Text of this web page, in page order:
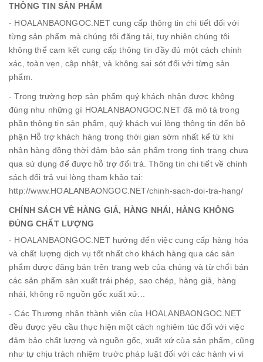
THÔNG TIN SẢN PHẨM
- HOALANBAONGOC.NET cung cấp thông tin chi tiết đối với
từng sản phẩm mà chúng tôi đăng tải, tuy nhiên chúng tôi
không thể cam kết cung cấp thông tin đầy đủ một cách chính
xác, toàn vẹn, cập nhật, và không sai sót đối với từng sản
phẩm.
- Trong trường hợp sản phẩm quý khách nhận được không
đúng như những gì HOALANBAONGOC.NET đã mô tả trong
phần thông tin sản phẩm, quý khách vui lòng thông tin đến bộ
phận Hỗ trợ khách hàng trong thời gian sớm nhất kể từ khi
nhận hàng đồng thời đảm bảo sản phẩm trong tình trạng chưa
qua sử dụng để được hỗ trợ đổi trả. Thông tin chi tiết về chính
sách đổi trả vui lòng tham khảo tại:
http://www.HOALANBAONGOC.NET/chinh-sach-doi-tra-hang/
CHÍNH SÁCH VỀ HÀNG GIẢ, HÀNG NHÁI, HÀNG KHÔNG
ĐÚNG CHẤT LƯỢNG
- HOALANBAONGOC.NET hướng đến việc cung cấp hàng hóa
và chất lượng dịch vụ tốt nhất cho khách hàng qua các sản
phẩm được đăng bán trên trang web của chúng và từ chối bán
các sản phẩm sản xuất trái phép, sao chép, hàng giả, hàng
nhái, không rõ nguồn gốc xuất xứ...
- Các Thương nhân thành viên của HOALANBAONGOC.NET
đều được yêu cầu thực hiện một cách nghiêm túc đối với việc
đảm bảo chất lượng và nguồn gốc, xuất xứ của sản phẩm, cũng
như tự chịu trách nhiệm trước pháp luật đối với các hành vi vi